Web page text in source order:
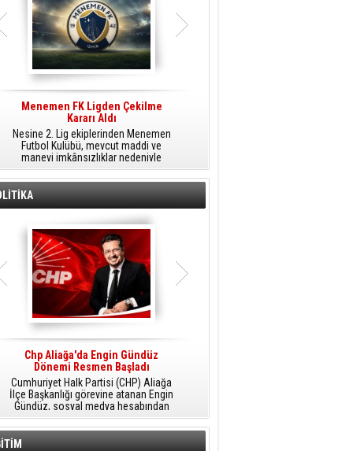
Menemen FK Ligden Çekilme
Kararı Aldı
Nesine 2. Lig ekiplerinden Menemen
Futbol Kulübü, mevcut maddi ve
manevi imkânsızlıklar nedeniyle
ligden çekilme kararı aldığını açıkladı.
Chp Aliağa'da Engin Gündüz
Dönemi Resmen Başladı
Cumhuriyet Halk Partisi (CHP) Aliağa
İlçe Başkanlığı görevine atanan Engin
Gündüz, sosyal medya hesabından
yaptığı açıklamayla yeni döneme
ilişkin mesajlar verdi.
partililerin ve teşkilat mensuplarının
katılımıyla Aliağa Belediyesi Meclis